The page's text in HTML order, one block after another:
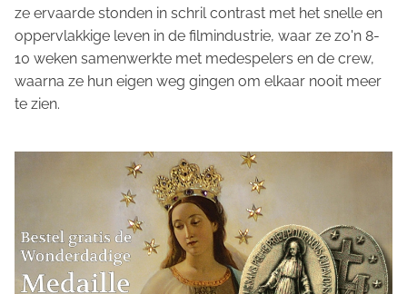
ze ervaarde stonden in schril contrast met het snelle en
oppervlakkige leven in de filmindustrie, waar ze zo'n 8-
10 weken samenwerkte met medespelers en de crew,
waarna ze hun eigen weg gingen om elkaar nooit meer
te zien.